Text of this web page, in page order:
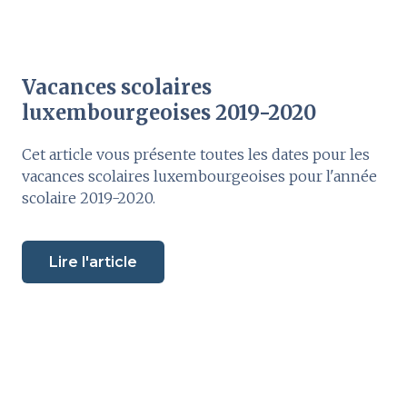
Vacances scolaires
luxembourgeoises 2019-2020
Cet article vous présente toutes les dates pour les
vacances scolaires luxembourgeoises pour l'année
scolaire 2019-2020.
Lire l'article